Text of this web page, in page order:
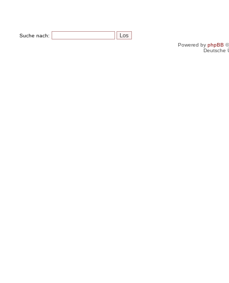
Suche nach:
Powered by phpBB
Deutsche